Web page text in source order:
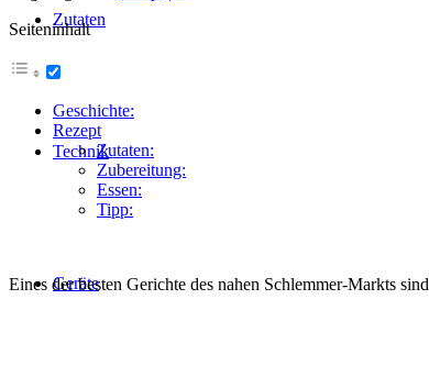
Zutaten
Technik
Geräte
Seiteninhalt
Geschichte:
Rezept
Zutaten:
Zubereitung:
Essen:
Tipp:
Eines der besten Gerichte des nahen Schlemmer-Markts sind